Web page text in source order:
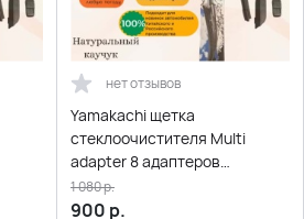
нет отзывов
Yamakachi щетка
стеклоочистителя Multi
adapter 8 адаптеров
бескаркасная 550мм
900 р.
1 080р.